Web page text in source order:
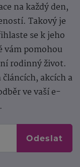
na každý den,
Takový je
se k jeho
vám pomohou
rodinný život.
akcích a
ve vaší e-
Odeslat